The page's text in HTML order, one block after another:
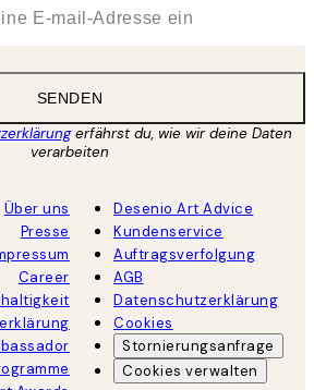
SENDEN
erfährst du, wie wir deine Daten
verarbeiten
Über uns
Presse
Career
Desenio Art Advice
Kundenservice
Auftragsverfolgung
AGB
Datenschutzerklärung
Cookies
Stornierungsanfrage
Cookies verwalten